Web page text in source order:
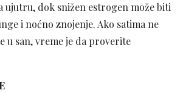
ujutru, dok snižen estrogen može biti
i noćno znojenje. Ako satima ne
u san, vreme je da proverite